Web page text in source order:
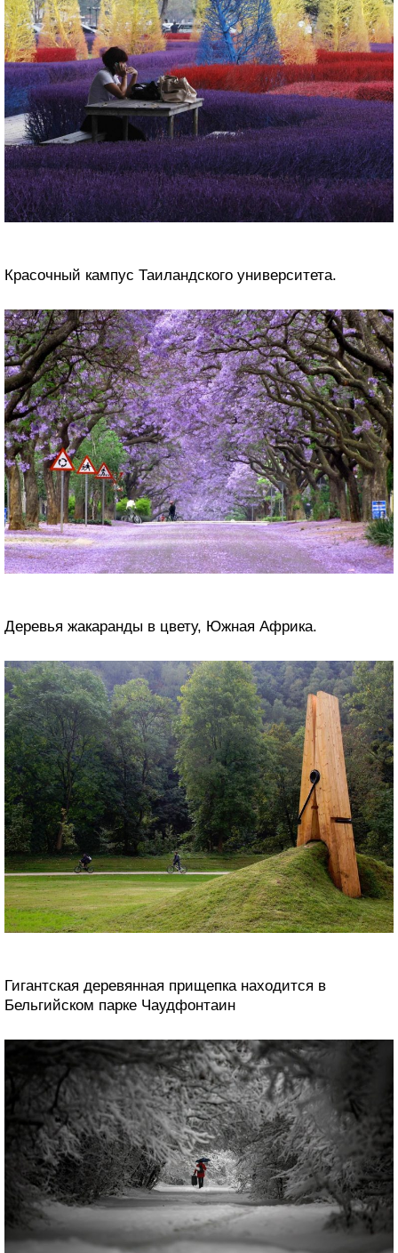
Красочный кампус Таиландского университета.
Деревья жакаранды в цвету, Южная Африка.
Гигантская деревянная прищепка находится в
Бельгийском парке Чаудфонтаин